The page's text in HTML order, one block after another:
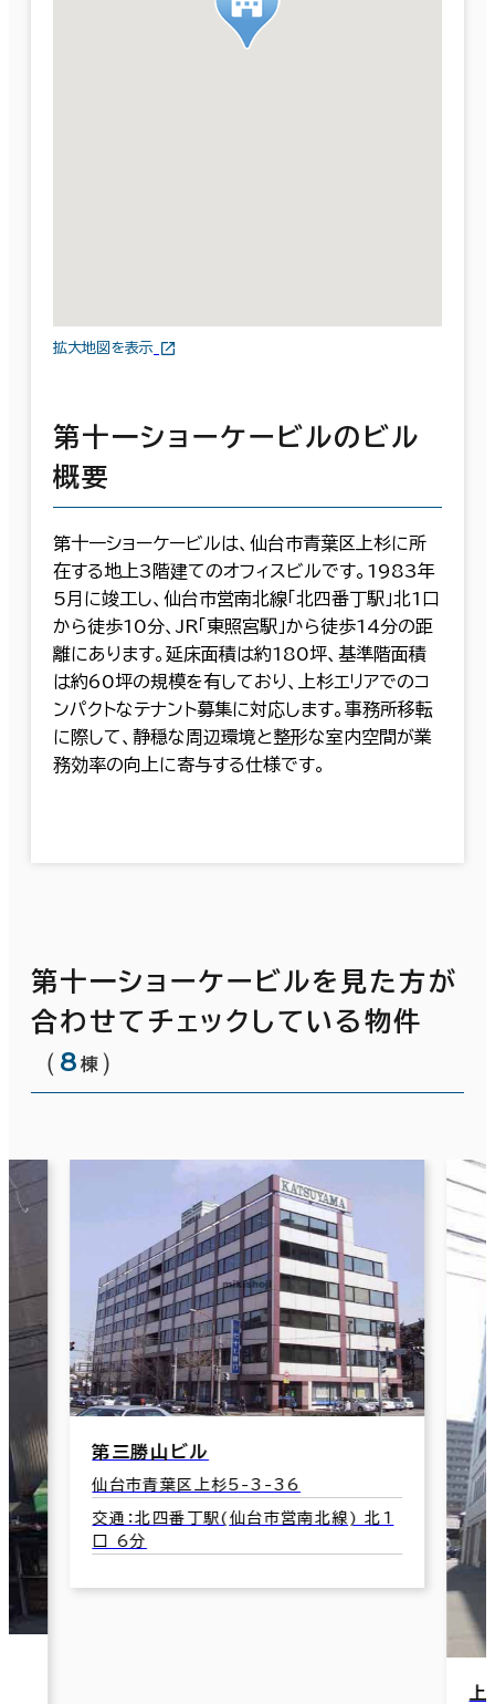
拡大地図を表示
第十一ショーケービルのビル
概要
第十一ショーケービルは、仙台市青葉区上杉に所
在する地上3階建てのオフィスビルです。1983年
5月に竣工し、仙台市営南北線「北四番丁駅」北1口
から徒歩10分、JR「東照宮駅」から徒歩14分の距
離にあります。延床面積は約180坪、基準階面積
は約60坪の規模を有しており、上杉エリアでのコ
ンパクトなテナント募集に対応します。事務所移転
に際して、静穏な周辺環境と整形な室内空間が業
務効率の向上に寄与する仕様です。
第十一ショーケービルを見た方が
合わせてチェックしている物件
（ 8 棟 ）
第三勝山ビル
仙台市青葉区上杉5-3-36
交通：北四番丁駅(仙台市営南北線) 北1
口 6分